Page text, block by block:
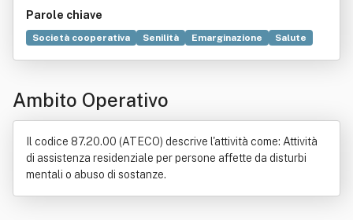
Parole chiave
Società cooperativa Senilità Emarginazione
Salute
Scuola dell'infanzia
Servizio
Ambito Operativo
Il codice 87.20.00 (ATECO) descrive l'attività come: Attività
di assistenza residenziale per persone affette da disturbi
mentali o abuso di sostanze.